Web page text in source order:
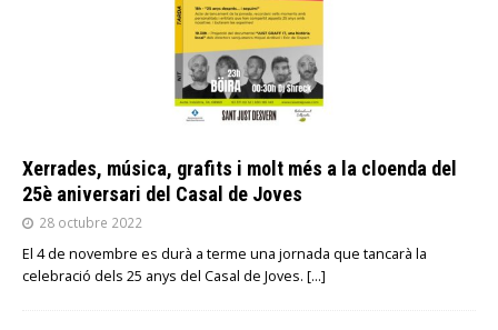
Xerrades, música, grafits i molt més a la cloenda del
25è aniversari del Casal de Joves
28 octubre 2022
El 4 de novembre es durà a terme una jornada que tancarà la
celebració dels 25 anys del Casal de Joves. […]